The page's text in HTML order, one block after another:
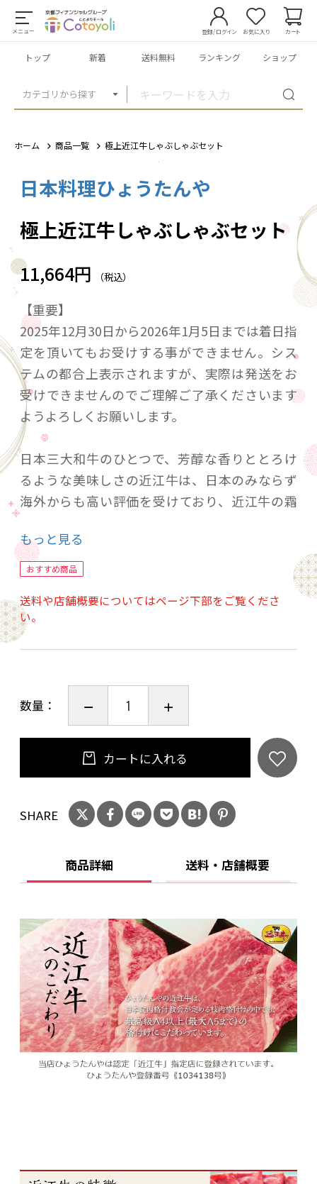
メニュー
カテゴリから探す
登録/ログイン お気に入り カート
トップ 新着 送料無料 ランキング ショップ
ホーム 商品一覧 極上近江牛しゃぶしゃぶセット
日本料理ひょうたんや
極上近江牛しゃぶしゃぶセット
11,664円 （税込）
【重要】
2025年12月30日から2026年1月5日までは着日指
定を頂いてもお受けする事ができません。シス
テムの都合上表示されますが、実際は発送をお
受けできませんのでご理解ご了承くださいます
ようよろしくお願いします。
日本三大和牛のひとつで、芳醇な香りととろけ
るような美味しさの近江牛は、日本のみならず
海外からも高い評価を受けており、近江牛の霜
も最高級のA4～A5の格付けにこだわりお届けし
ております。
ひょうたんやオリジナルのポン酢と胡麻ダレで
お召し上がください。
【３人前】
・胡麻ダレ 300cc
・ポン酢 300cc
・椎茸 3個
・ほうれん草
・赤こんにゃく
・えのき茸
・うどん
・もち
こちらの商品は冷蔵でお届けします。
消費期限は３～４日間となっておりますのでお
早めにお召し上がり下さい。
もっと見る
おすすめ商品
送料や店舗概要についてはページ下部をご覧くださ
い。
数量：
カートに入れる
SHARE
商品詳細 送料・店舗概要